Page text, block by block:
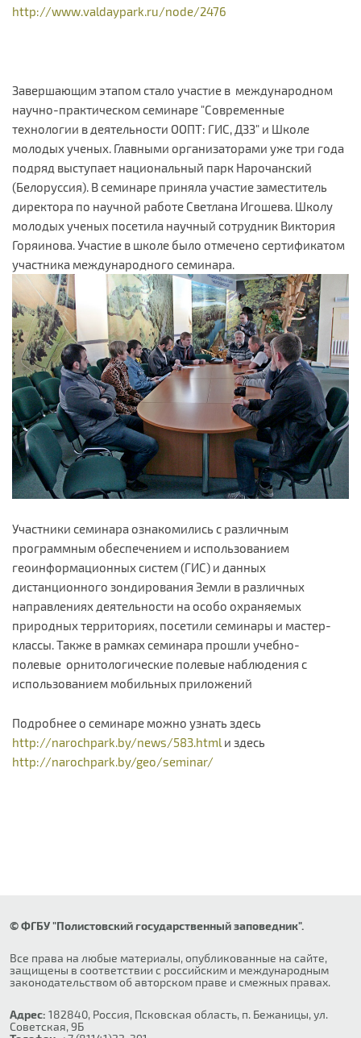
http://www.valdaypark.ru/node/2476
Завершающим этапом стало участие в международном
научно-практическом семинаре "Современные
технологии в деятельности ООПТ: ГИС, ДЗЗ" и Школе
молодых ученых. Главными организаторами уже три года
подряд выступает национальный парк Нарочанский
(Белоруссия). В семинаре приняла участие заместитель
директора по научной работе Светлана Игошева. Школу
молодых ученых посетила научный сотрудник Виктория
Горяинова. Участие в школе было отмечено сертификатом
участника международного семинара.
Участники семинара ознакомились с различным
программным обеспечением и использованием
геоинформационных систем (ГИС) и данных
дистанционного зондирования Земли в различных
направлениях деятельности на особо охраняемых
природных территориях, посетили семинары и мастер-
классы. Также в рамках семинара прошли учебно-
полевые орнитологические полевые наблюдения с
использованием мобильных приложений
Подробнее о семинаре можно узнать здесь
http://narochpark.by/news/583.html и здесь
http://narochpark.by/geo/seminar/
© ФГБУ "Полистовский государственный заповедник".
Все права на любые материалы, опубликованные на сайте,
защищены в соответствии с российским и международным
законодательством об авторском праве и смежных правах.
Адрес: 182840, Россия, Псковская область, п. Бежаницы, ул.
Советская, 9Б